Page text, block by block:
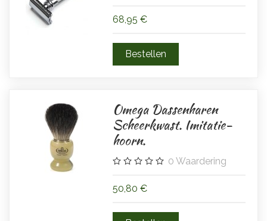
68,95 €
Omega Dassenharen
Scheerkwast. Imitatie-
hoorn.
0 Waardering
50,80 €